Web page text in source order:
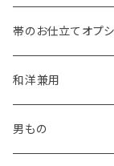
- 大人兵児帯
- おびやオリジナル
- オーダー帯
帯のお仕立てオプ
和洋兼用
男もの